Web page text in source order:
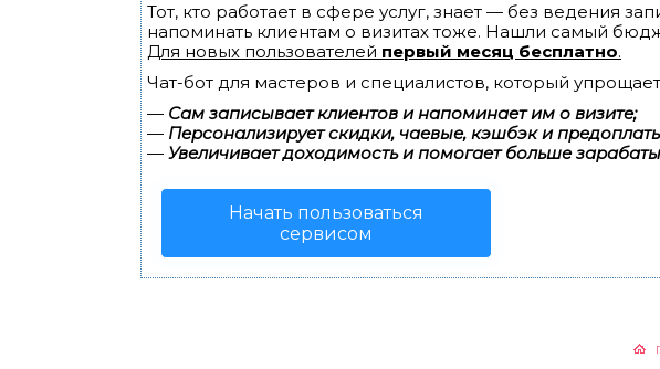
Тот, кто работает в сфере услуг, знает — без ведения
напоминать клиентам о визитах тоже. Нашли самый
Для новых пользователей первый месяц бесплатно.
Чат-бот для мастеров и специалистов, который
— Сам записывает клиентов и напоминает им о визите;
— Персонализирует скидки, чаевые, кэшбэк и
— Увеличивает доходимость и помогает больше
Начать пользоваться
сервисом